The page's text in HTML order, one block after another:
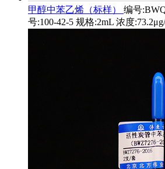
甲醇中苯乙烯（标样） 编号
号:100-42-5 规格:2mL 浓度